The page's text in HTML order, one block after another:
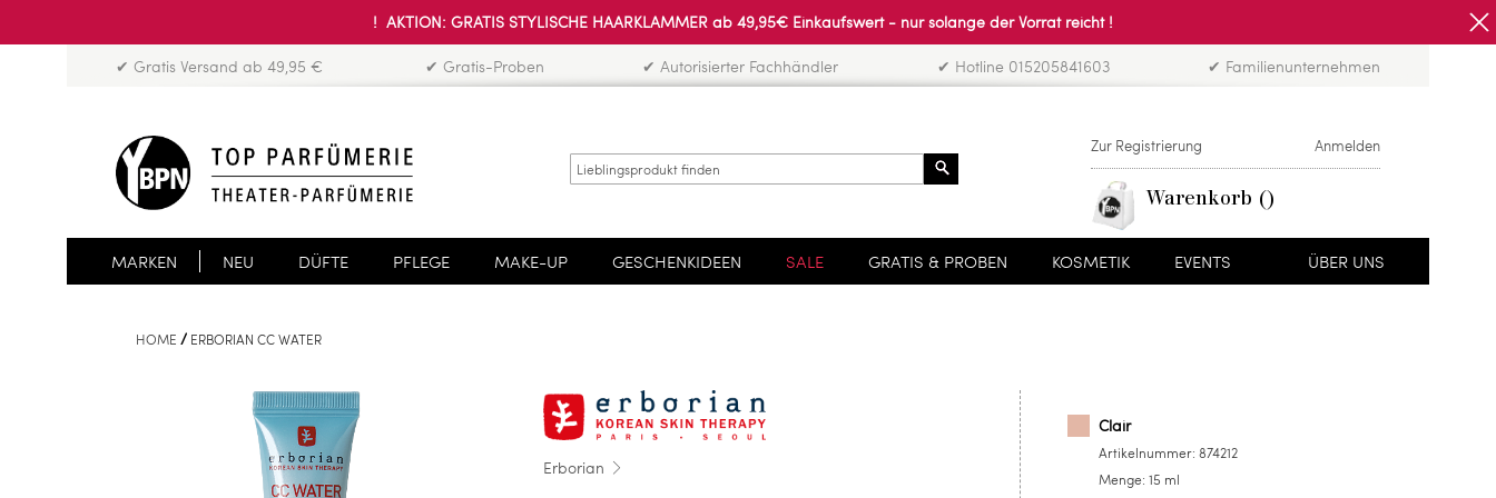
! AKTION: GRATIS STYLISCHE HAARKLAMMER ab 49,95€ Einkaufswert - nur solange der Vorrat reicht !
✔ Gratis Versand ab 49,95 € ✔ Gratis-Proben ✔ Autorisierter Fachhändler ✔ Hotline 015205841603 ✔ Familienunternehmen
Zur Registrierung Anmelden
Warenkorb
MARKEN NEU DÜFTE PFLEGE MAKE-UP GESCHENKIDEEN SALE GRATIS & PROBEN KOSMETIK EVENTS ÜBER UNS
HOME ERBORIAN CC WATER
Erborian
Clair
Artikelnummer: 874212
Menge: 15 ml